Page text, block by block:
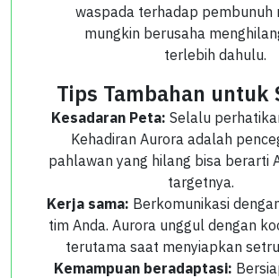
waspada terhadap pembunuh
mungkin berusaha
terlebih dahulu.
Tips Tambahan untuk
Kesadaran Peta: Selalu
Kehadiran Aurora adalah
pahlawan yang hilang bisa berarti
targetnya.
Kerja sama: Berkomunikasi
tim Anda. Aurora unggul dengan
terutama saat menyiapkan
Kemampuan beradaptasi: